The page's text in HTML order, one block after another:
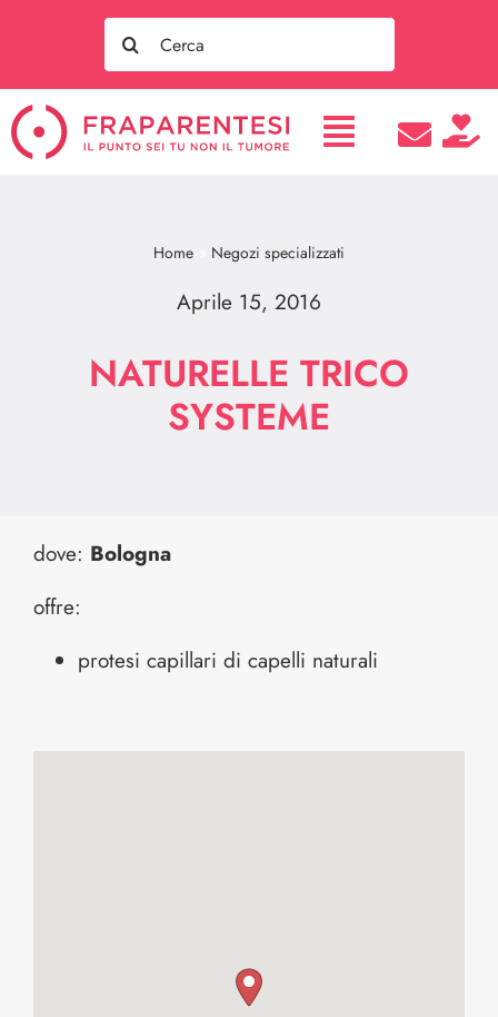
Search
for:
Home Negozi specializzati
Aprile 15, 2016
NATURELLE TRICO
SYSTEME
dove: Bologna
offre:
protesi capillari di capelli naturali